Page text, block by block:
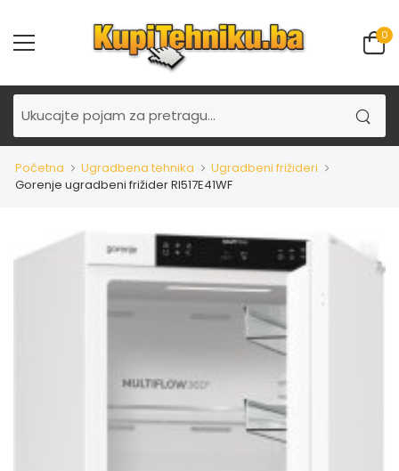
0
Početna Ugradbena tehnika
Ugradbeni frižideri
Gorenje ugradbeni frižider RI517E41WF